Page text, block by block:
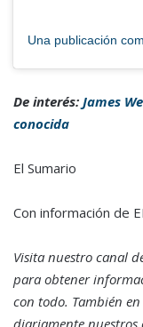
De interés: James
conocida
El Sumario
Con información de
Visita nuestro canal
para obtener
con todo. También en
diariamente nuestros